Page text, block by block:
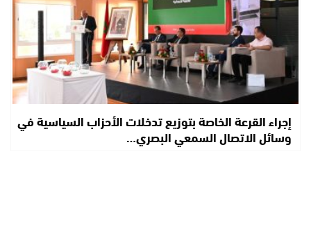
إجراء القرعة الخاصة بتوزيع تدخلات الأحزاب السياسية في
وسائل الاتصال السمعي البصري…